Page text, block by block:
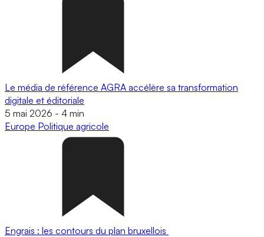
Le média de référence AGRA accélère sa transformation
digitale et éditoriale
5 mai 2026 - 4 min
Europe Politique agricole
Engrais : les contours du plan bruxellois